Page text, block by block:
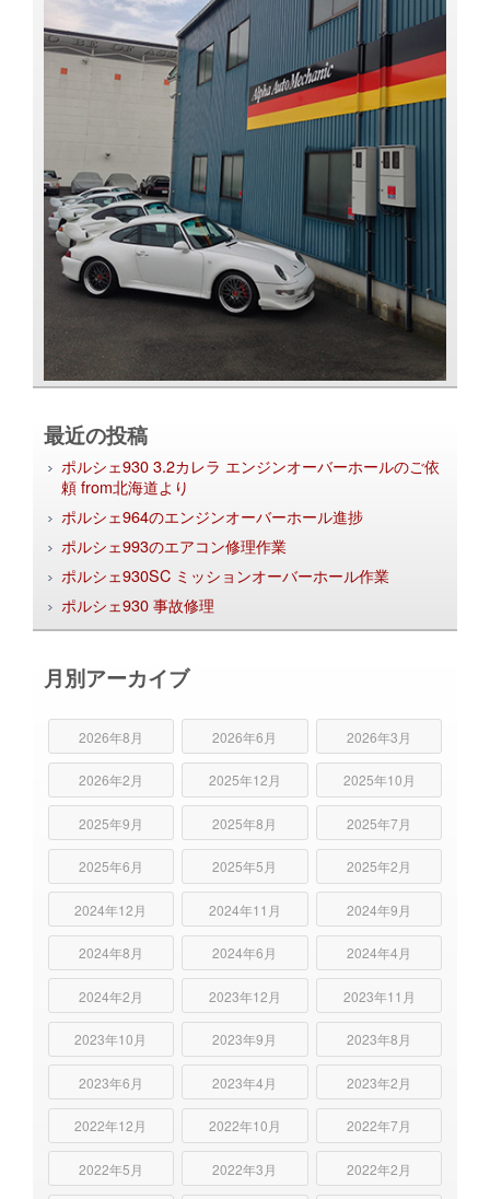
最近の投稿
ポルシェ930 3.2カレラ エンジンオーバーホールのご依
頼 from北海道より
ポルシェ964のエンジンオーバーホール進捗
ポルシェ993のエアコン修理作業
ポルシェ930SC ミッションオーバーホール作業
ポルシェ930 事故修理
月別アーカイブ
2026年8月 2026年6月 2026年3月
2026年2月 2025年12月 2025年10月
2025年9月 2025年8月 2025年7月
2025年6月 2025年5月 2025年2月
2024年12月 2024年11月 2024年9月
2024年8月 2024年6月 2024年4月
2024年2月 2023年12月 2023年11月
2023年10月 2023年9月 2023年8月
2023年6月 2023年4月 2023年2月
2022年12月 2022年10月 2022年7月
2022年5月 2022年3月 2022年2月